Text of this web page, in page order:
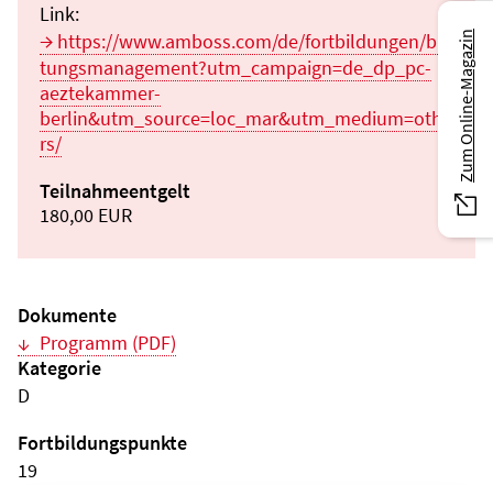
Link:
https://www.amboss.com/de/fortbildungen/blu
tungsmanagement?utm_campaign=de_dp_pc-
aeztekammer-
berlin&utm_source=loc_mar&utm_medium=othe
rs/
Teilnahmeentgelt
180,00 EUR
Dokumente
Programm (PDF)
Kategorie
D
Fortbildungspunkte
19
Zum Online-Magazin